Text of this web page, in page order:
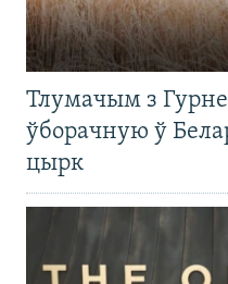
Тлумачым з
ўборачную ў
цырк